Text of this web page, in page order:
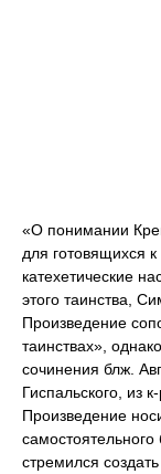
«О понимании
для готовящихся
катехетические
этого таинства,
Произведение
таинствах»,
сочинения блж.
Гиспальского, из
Произведение
самостоятельного
стремился